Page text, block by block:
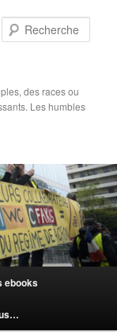
des races ou
Les humbles
ebooks